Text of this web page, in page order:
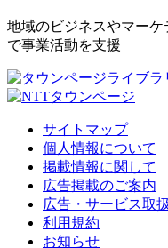
地域のビジネスやマー
で事業活動を支援
サイトマップ
個人情報について
掲載情報に関して
広告掲載のご案内
広告・サービス取
利用規約
お知らせ